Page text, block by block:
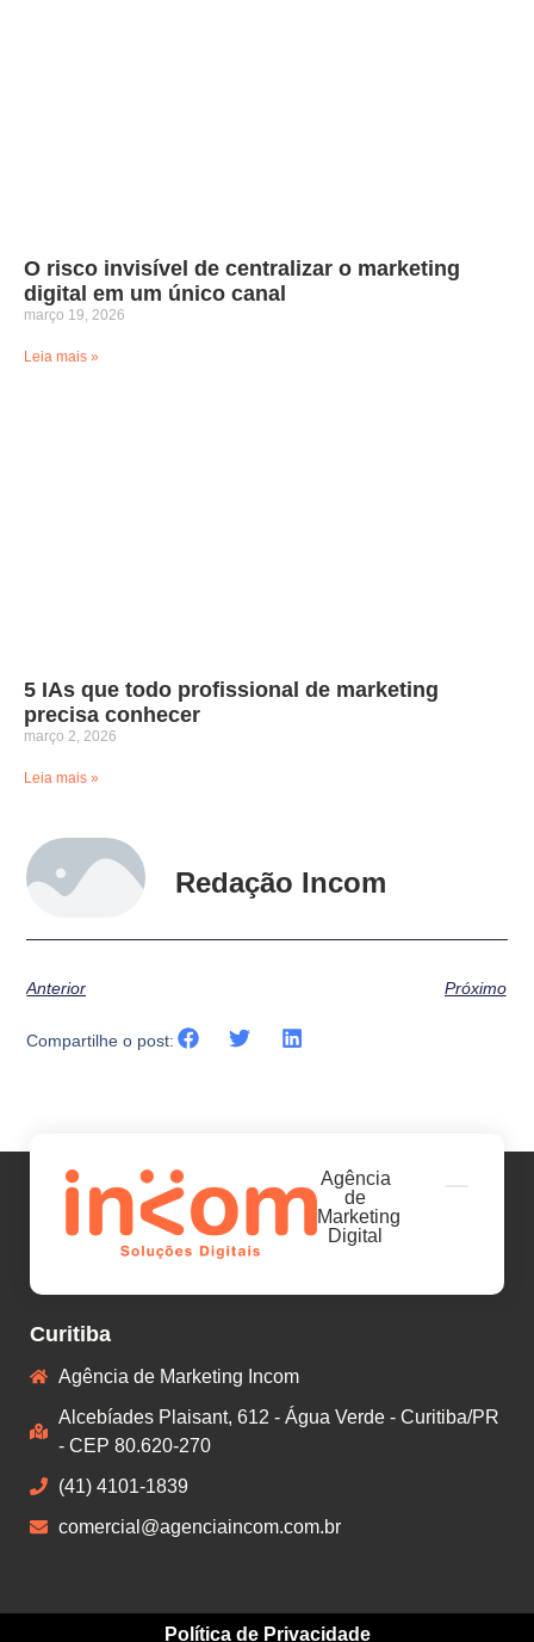
O risco invisível de centralizar o marketing
digital em um único canal
março 19, 2026
Leia mais »
5 IAs que todo profissional de marketing
precisa conhecer
março 2, 2026
Leia mais »
Redação Incom
Anterior Próximo
Compartilhe o post:
Agência
de
Marketing
Digital
Curitiba
Agência de Marketing Incom
Alcebíades Plaisant, 612 - Água Verde - Curitiba/PR
- CEP 80.620-270
(41) 4101-1839
comercial@agenciaincom.com.br
Política de Privacidade